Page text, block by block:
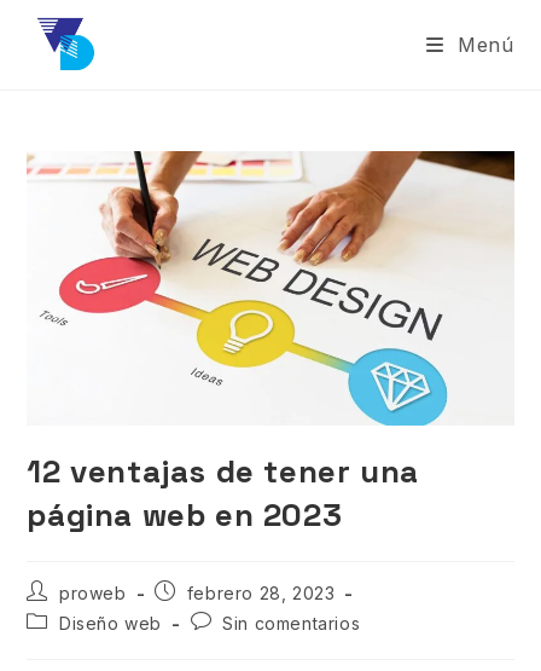
Menú
12 ventajas de tener una
página web en 2023
proweb
febrero 28, 2023
Diseño web
Sin comentarios